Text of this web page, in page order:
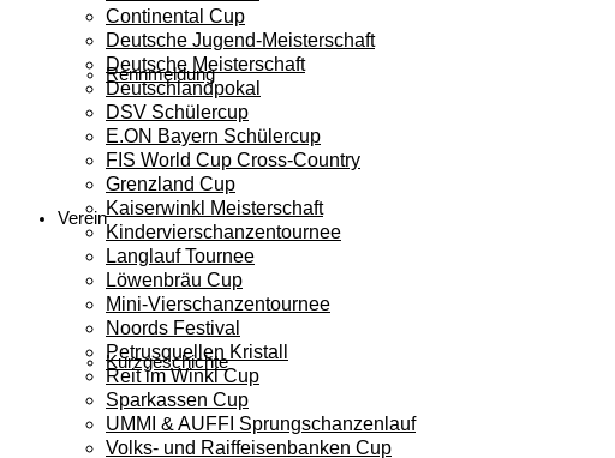
Rennmeldung
Verein
Kurzgeschichte
Continental Cup
Deutsche Jugend-Meisterschaft
Deutsche Meisterschaft
Deutschlandpokal
DSV Schülercup
E.ON Bayern Schülercup
FIS World Cup Cross-Country
Grenzland Cup
Kaiserwinkl Meisterschaft
Kindervierschanzentournee
Langlauf Tournee
Löwenbräu Cup
Mini-Vierschanzentournee
Noords Festival
Petrusquellen Kristall
Reit im Winkl Cup
Sparkassen Cup
UMMI & AUFFI Sprungschanzenlauf
Volks- und Raiffeisenbanken Cup